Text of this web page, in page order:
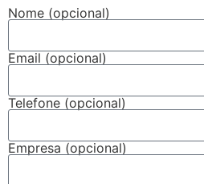
Nome (opcional)
Email (opcional)
Telefone (opcional)
Empresa (opcional)